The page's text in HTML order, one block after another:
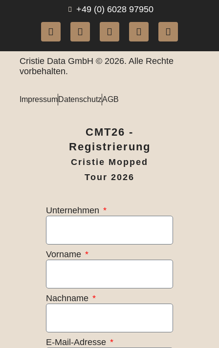
+49 (0) 6028 97950
Cristie Data GmbH © 2026. Alle Rechte
vorbehalten.
ImpressumDatenschutzAGB
CMT26 -
Registrierung
Cristie Mopped
Tour 2026
Unternehmen
Vorname
Nachname
E-Mail-Adresse